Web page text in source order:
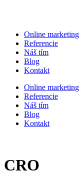
Online marketing
Referencie
Náš tím
Blog
Kontakt
Online marketing
Referencie
Náš tím
Blog
Kontakt
CRO